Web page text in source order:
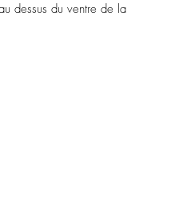
dessus du ventre de la